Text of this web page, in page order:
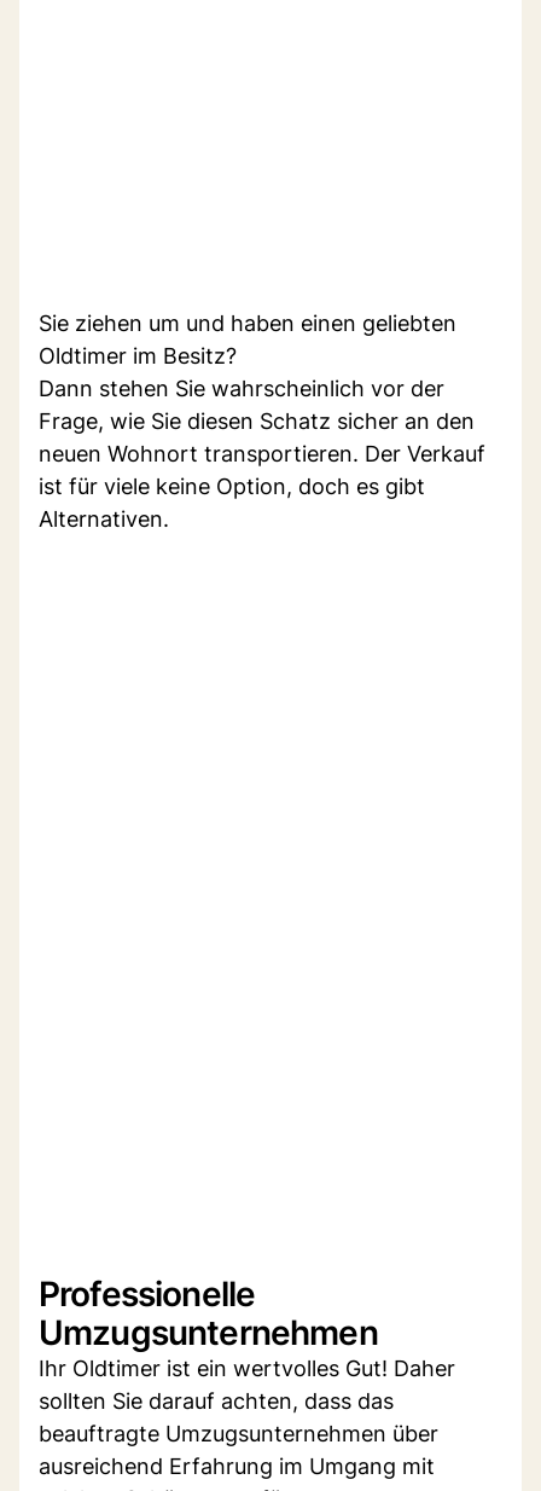
Sie ziehen um und haben einen geliebten
Oldtimer im Besitz?
Dann stehen Sie wahrscheinlich vor der
Frage, wie Sie diesen Schatz sicher an den
neuen Wohnort transportieren. Der Verkauf
ist für viele keine Option, doch es gibt
Alternativen.
Professionelle
Umzugsunternehmen
Ihr Oldtimer ist ein wertvolles Gut! Daher
sollten Sie darauf achten, dass das
beauftragte Umzugsunternehmen über
ausreichend Erfahrung im Umgang mit